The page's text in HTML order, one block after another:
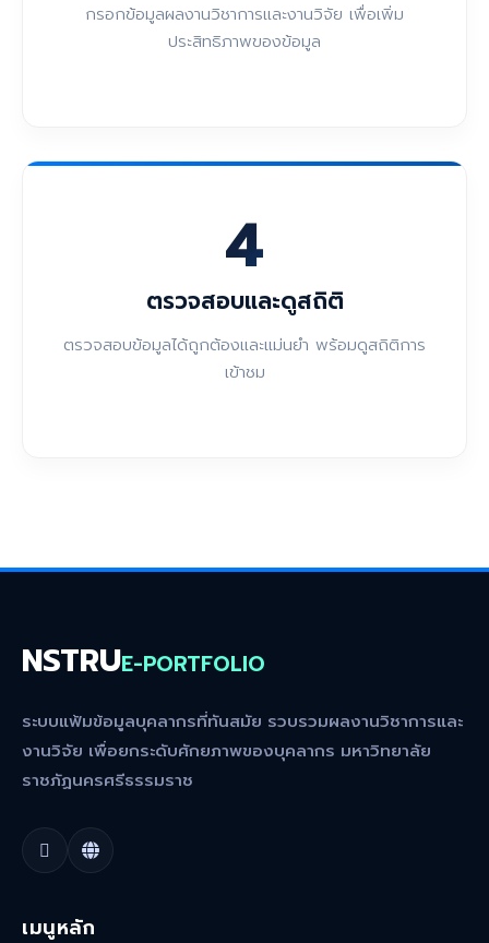
กรอกข้อมูลผลงานวิชาการและงานวิจัย เพื่อเพิ่ม
ประสิทธิภาพของข้อมูล
4
ตรวจสอบและดูสถิติ
ตรวจสอบข้อมูลได้ถูกต้องและแม่นยำ พร้อมดูสถิติการ
เข้าชม
NSTRUE-PORTFOLIO
ระบบแฟ้มข้อมูลบุคลากรที่ทันสมัย รวบรวมผลงานวิชาการและ
งานวิจัย เพื่อยกระดับศักยภาพของบุคลากร มหาวิทยาลัย
ราชภัฏนครศรีธรรมราช
เมนูหลัก